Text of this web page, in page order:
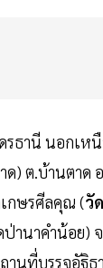
รธานี นอกเห
) ต.บ้านตาด
เกษรศีลคุณ (วั
ป่านาคำน้อย
นที่บรรจุอัฐิธ